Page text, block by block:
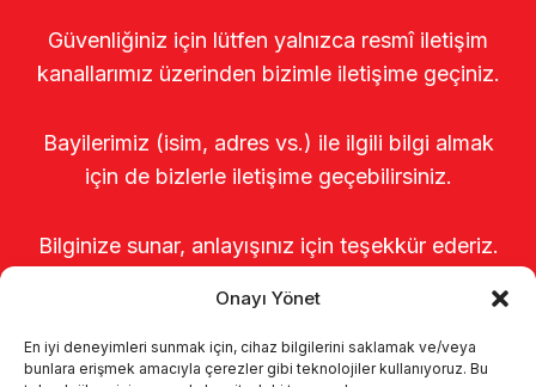
Onayı Yönet
En iyi deneyimleri sunmak için, cihaz bilgilerini saklamak ve/veya
bunlara erişmek amacıyla çerezler gibi teknolojiler kullanıyoruz. Bu
Güvenliğiniz için lütfen yalnızca resmî iletişim
kanallarımız üzerinden bizimle iletişime geçiniz.
Bayilerimiz (isim, adres vs.) ile ilgili bilgi almak
için de bizlerle iletişime geçebilirsiniz.
Bilginize sunar, anlayışınız için teşekkür ederiz.